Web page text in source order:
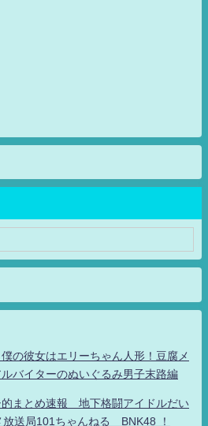
の彼女はエリーちゃん人形！豆腐メ
バイターのぬいぐるみ男子末路編
まとめ速報 地下格闘アイドルだい
送局101ちゃんねる BNK48 ！